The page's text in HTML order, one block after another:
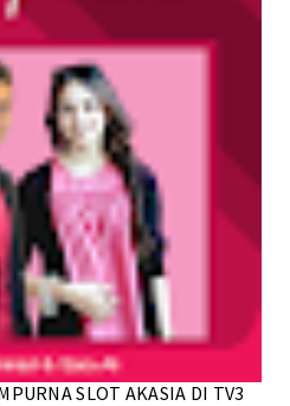
SLOT AKASIA DI TV3